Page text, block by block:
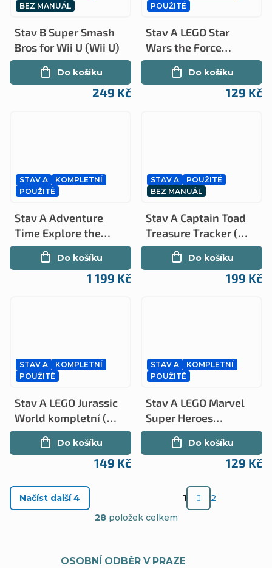
BEZ MANUÁL
Stav B Super Smash
Bros for Wii U (Wii U)
249 Kč
Do košíku
POUŽITÉ
Stav A LEGO Star
Wars the Force
Awakends kompletní
(Wii U)
129 Kč
Do košíku
STAV A
KOMPLETNÍ
POUŽITÉ
Stav A Adventure
Time Explore the
Dungeon Because i
don't Know kompletní
1 199 Kč
Do košíku
STAV A
POUŽITÉ
BEZ MANUÁL
Stav A Captain Toad
Treasure Tracker (Wii
U)
199 Kč
Do košíku
STAV A
KOMPLETNÍ
POUŽITÉ
Stav A LEGO Jurassic
World kompletní (Wii
U)
149 Kč
Do košíku
STAV A
KOMPLETNÍ
POUŽITÉ
Stav A LEGO Marvel
Super Heroes
kompletní (Wii U)
129 Kč
Do košíku
O
l
Načíst další 4
S
t
1
2
28položek celkem
OSOBNÍ ODBĚR V PRAZE